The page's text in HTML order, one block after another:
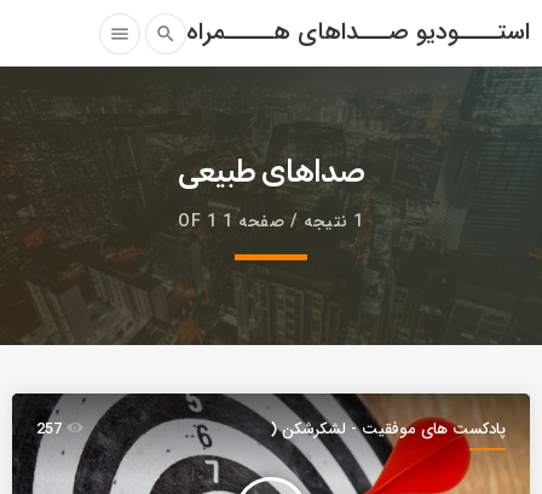
استــــودیو صـــداهای هـــــمراه search
menu
صداهای طبیعی
1 نتیجه / صفحه 1 OF 1
پادکست های موفقیت - لشکرشکن (
موج )
257